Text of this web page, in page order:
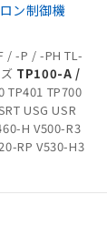
ン制御機
/ -P / -PH TL-
TP100-A /
TP401 TP700
USG USR
H V500-R3
RP V530-H3